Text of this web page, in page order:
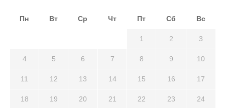
Пн Вт Ср Чт Пт Сб Вс
1 2 3
4 5 6 7 8 9 10
11 12 13 14 15 16 17
18 19 20 21 22 23 24